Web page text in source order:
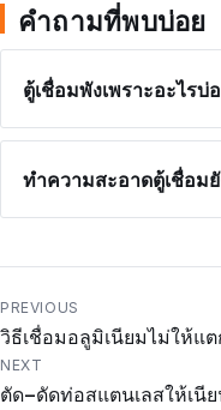
คำถามที่พบบ่อย
ตู้เชื่อมพังเพราะอะไรบ่
ทำความสะอาดตู้เชื่อมยั
แนะแนว
เรื่อง
PREVIOUS
วิธีเชื่อมอลูมิเนียมไม่ให้แ
NEXT
ตัด–ดัดท่อสแตนเลสให้เนี